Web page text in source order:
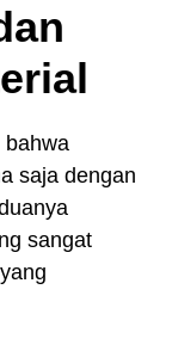
bahwa
saja dengan
sangat